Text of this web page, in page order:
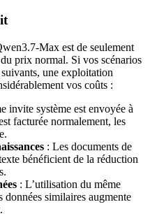
Max est de seulement
prix normal. Si vos scénarios
une exploitation
vos coûts :
invite système est envoyée à
facturée normalement, les
: Les documents de
bénéficient de la réduction
: L’utilisation du même
données similaires augmente